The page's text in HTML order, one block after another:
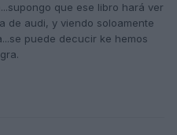
que ese libro hará ver
de audi, y viendo soloamente
puede decucir ke hemos